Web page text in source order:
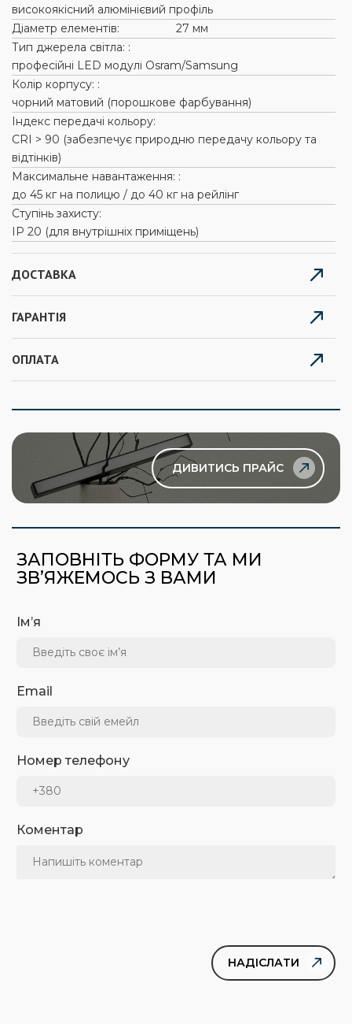
високоякісний алюмінієвий профіль
Діаметр елементів:
27 мм
Тип джерела світла: :
професійні LED модулі Osram/Samsung
Колір корпусу: :
чорний матовий (порошкове фарбування)
Індекс передачі кольору:
CRI > 90 (забезпечує природню передачу кольору та
відтінків)
Максимальне навантаження: :
до 45 кг на полицю / до 40 кг на рейлінг
Ступінь захисту:
IP 20 (для внутрішніх приміщень)
ДОСТАВКА
ГАРАНТІЯ
ОПЛАТА
ДИВИТИСЬ ПРАЙС
ЗАПОВНІТЬ ФОРМУ ТА МИ
ЗВ’ЯЖЕМОСЬ З ВАМИ
Ім’я
Email
Номер телефону
Коментар